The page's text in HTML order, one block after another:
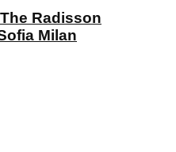
The Radisson
Milan